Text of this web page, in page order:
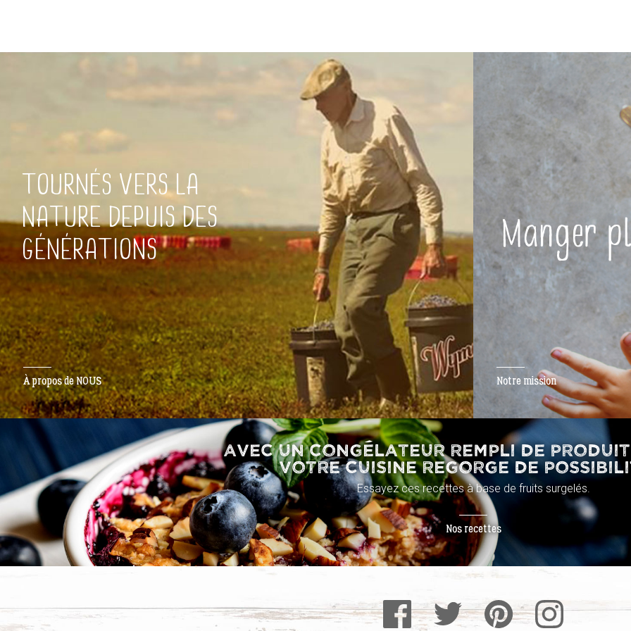
TOURNÉS VERS LA
NATURE DEPUIS DES
GÉNÉRATIONS
À propos de NOUS
Manger plus de
Notre mission
AVEC UN CONGÉLATEUR REMPLI DE
VOTRE CUISINE REGORGE DE
Essayez ces recettes à base de fruits surgelés.
Nos recettes
FacebookTwitter Pinterest Instagram